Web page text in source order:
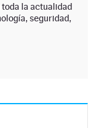
toda la actualidad
seguridad,